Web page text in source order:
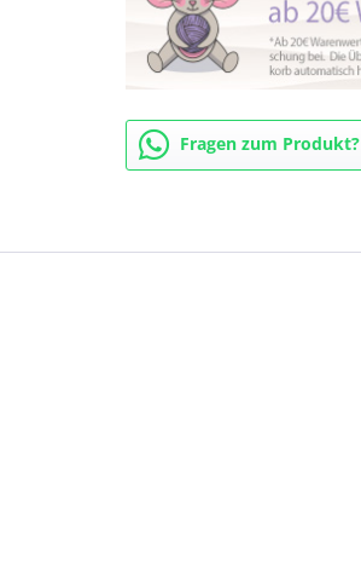
Fragen zum Produkt?